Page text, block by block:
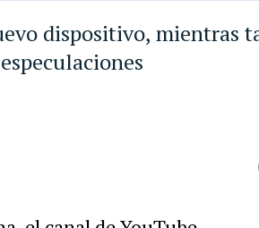
dispositivo, mientras